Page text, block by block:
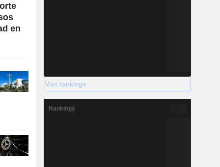
en
Más rankings
Rankings